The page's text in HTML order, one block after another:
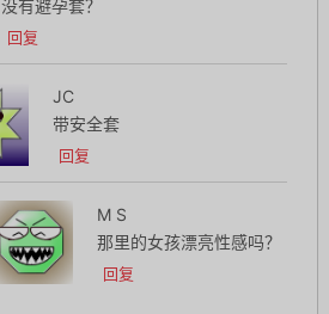
没有避孕套？
回复
JC
带安全套
回复
M S
那里的女孩漂亮性感吗？
回复